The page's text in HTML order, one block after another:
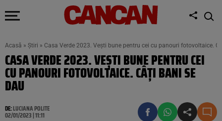
Acasă » Știri » Casa Verde 2023. Veşti bune pentru cei cu panouri fotovoltaice.
CASA VERDE 2023. VEŞTI BUNE PENTRU CEI
CU PANOURI FOTOVOLTAICE. CÂŢI BANI SE
DAU
DE:LUCIANA POLITE
02/01/2023 | 11:11